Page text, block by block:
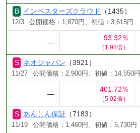
インベスターズクラウド （1435）
12/3 公開価格：1,870円、初値：3,615円
―
93.32％
（1.93倍）
ネオジャパン （3921）
11/27 公開価格：2,900円、初値：14,550円
―
401.72％
（5.02倍）
あんしん保証 （7183）
11/19 公開価格：1,460円、初値：5,730円